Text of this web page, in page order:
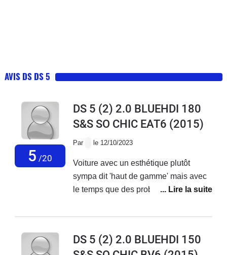
AVIS DS DS 5
5 /20
DS 5 (2) 2.0 BLUEHDI 180
S&S SO CHIC EAT6 (2015)
Par le 12/10/2023
Voiture avec un esthétique plutôt
sympa dit 'haut de gamme' mais avec
le temps que des problèmes....Aucun
problèmes récurrent sur ce modèle
problèmes)
DS 5 (2) 2.0 BLUEHDI 150